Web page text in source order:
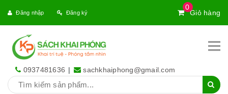
0
Giỏ hàng
Đăng nhập Đăng ký
0937481636 | sachkhaiphong@gmail.com